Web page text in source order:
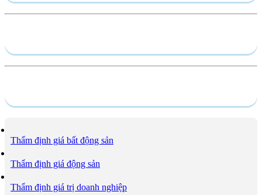
Thẩm định giá bất động sản
Thẩm định giá động sản
Thẩm định giá trị doanh nghiệp